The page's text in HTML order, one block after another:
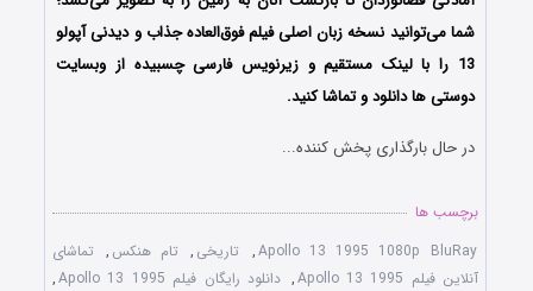
شما می‌توانید نسخه زبان اصلی فیلم فوق‌العاده جذاب و دیدنی آپولو
13 را با ‌لینک مستقیم و زیرنویس فارسی چسبیده از وبسایت
دوستی ها دانلود و تماشا کنید.
در حال بارگذاری پخش کننده...
برچسب ها
Apollo 13 1995 1080p BluRay
, تاریخی , تام هنکس , تماشای
آنلاین فیلم Apollo 13 1995
, دانلود رایگان فیلم Apollo 13 1995
,